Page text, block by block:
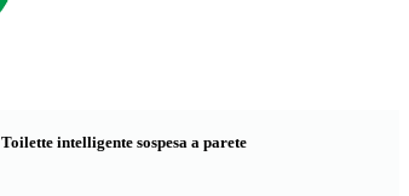
Toilette intelligente sospesa a parete